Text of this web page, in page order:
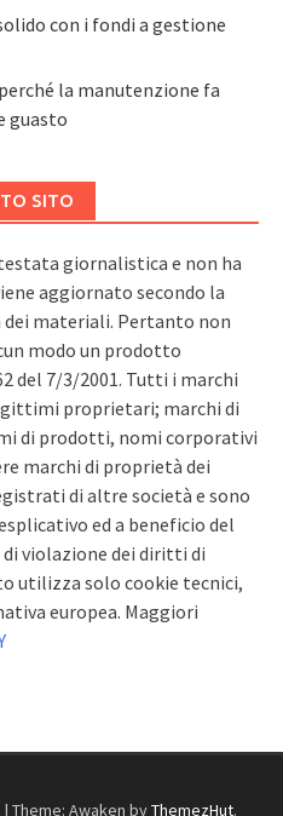
con i fondi a gestione
la manutenzione fa
guasto
SITO
giornalistica e non ha
aggiornato secondo la
materiali. Pertanto non
modo un prodotto
del 7/3/2001. Tutti i marchi
proprietari; marchi di
di prodotti, nomi corporativi
marchi di proprietà dei
di altre società e sono
ed a beneficio del
di violazione dei diritti di
utilizza solo cookie tecnici,
europea. Maggiori
| Theme: Awaken byThemezHut.